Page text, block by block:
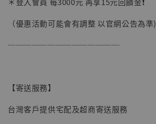
（優惠活動可能會有調整 以官網公告為準)
──────────────
【寄送服務】
台灣客戶提供宅配及超商寄送服務